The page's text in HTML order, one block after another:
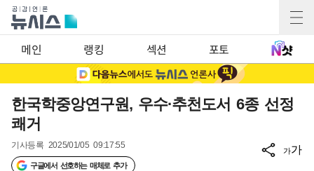
메인 랭킹 섹션 포토
한국학중앙연구원, 우수·추천도서 6종 선정
쾌거
기사등록 2025/01/05 09:17:55
구글에서 선호하는 매체로 추가
가가